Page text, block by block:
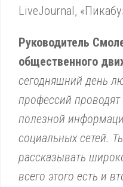
LiveJournal,
Руководитель
общественного
сегодняшний день
профессий
полезной
социальных сетей.
рассказывать
всего этого есть и